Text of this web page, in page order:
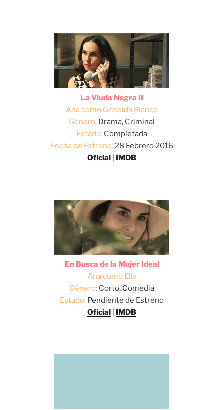
La Viuda Negra II
Ana como Griselda Blanco
Género: Drama, Criminal
Estado: Completada
Fecha de Estreno:28 Febrero 2016
Oficial
IMDB
En Busca de la Mujer Ideal
Ana como Ella
Género: Corto, Comedia
Estado: Pendiente de Estreno
Oficial
IMDB